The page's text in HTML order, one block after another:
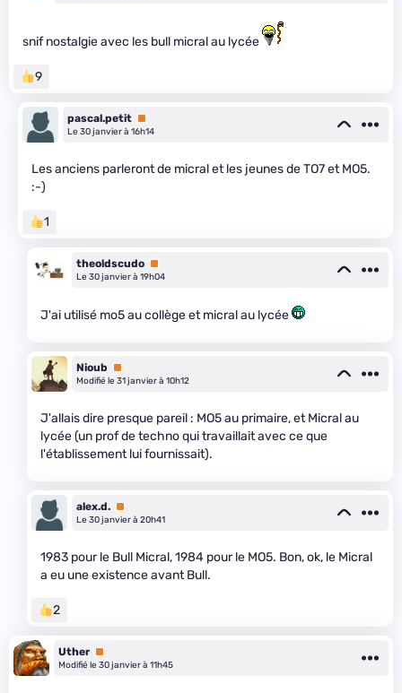
snif nostalgie avec les bull micral au lycée
9
pascal.petit Premium
Le 30 janvier à 16h14
Les anciens parleront de micral et les jeunes de TO7 et MO5.
:-)
1
theoldscudo Premium
Le 30 janvier à 19h04
J'ai utilisé mo5 au collège et micral au lycée
Nioub
Premium
Modifié le 31 janvier à 10h12
J'allais dire presque pareil : MO5 au primaire, et Micral au
lycée (un prof de techno qui travaillait avec ce que
l'établissement lui fournissait).
alex.d. Premium
Le 30 janvier à 20h41
1983 pour le Bull Micral, 1984 pour le MO5. Bon, ok, le Micral
a eu une existence avant Bull.
2
Uther Premium
Modifié le 30 janvier à 11h45